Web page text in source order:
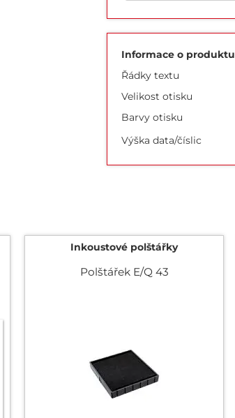
Informace o produktu
Řádky textu
Velikost otisku
Barvy otisku
Výška data/číslic
Inkoustové polštářky
Polštářek E/Q 43